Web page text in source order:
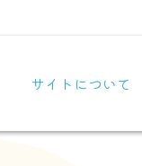
サイトについて